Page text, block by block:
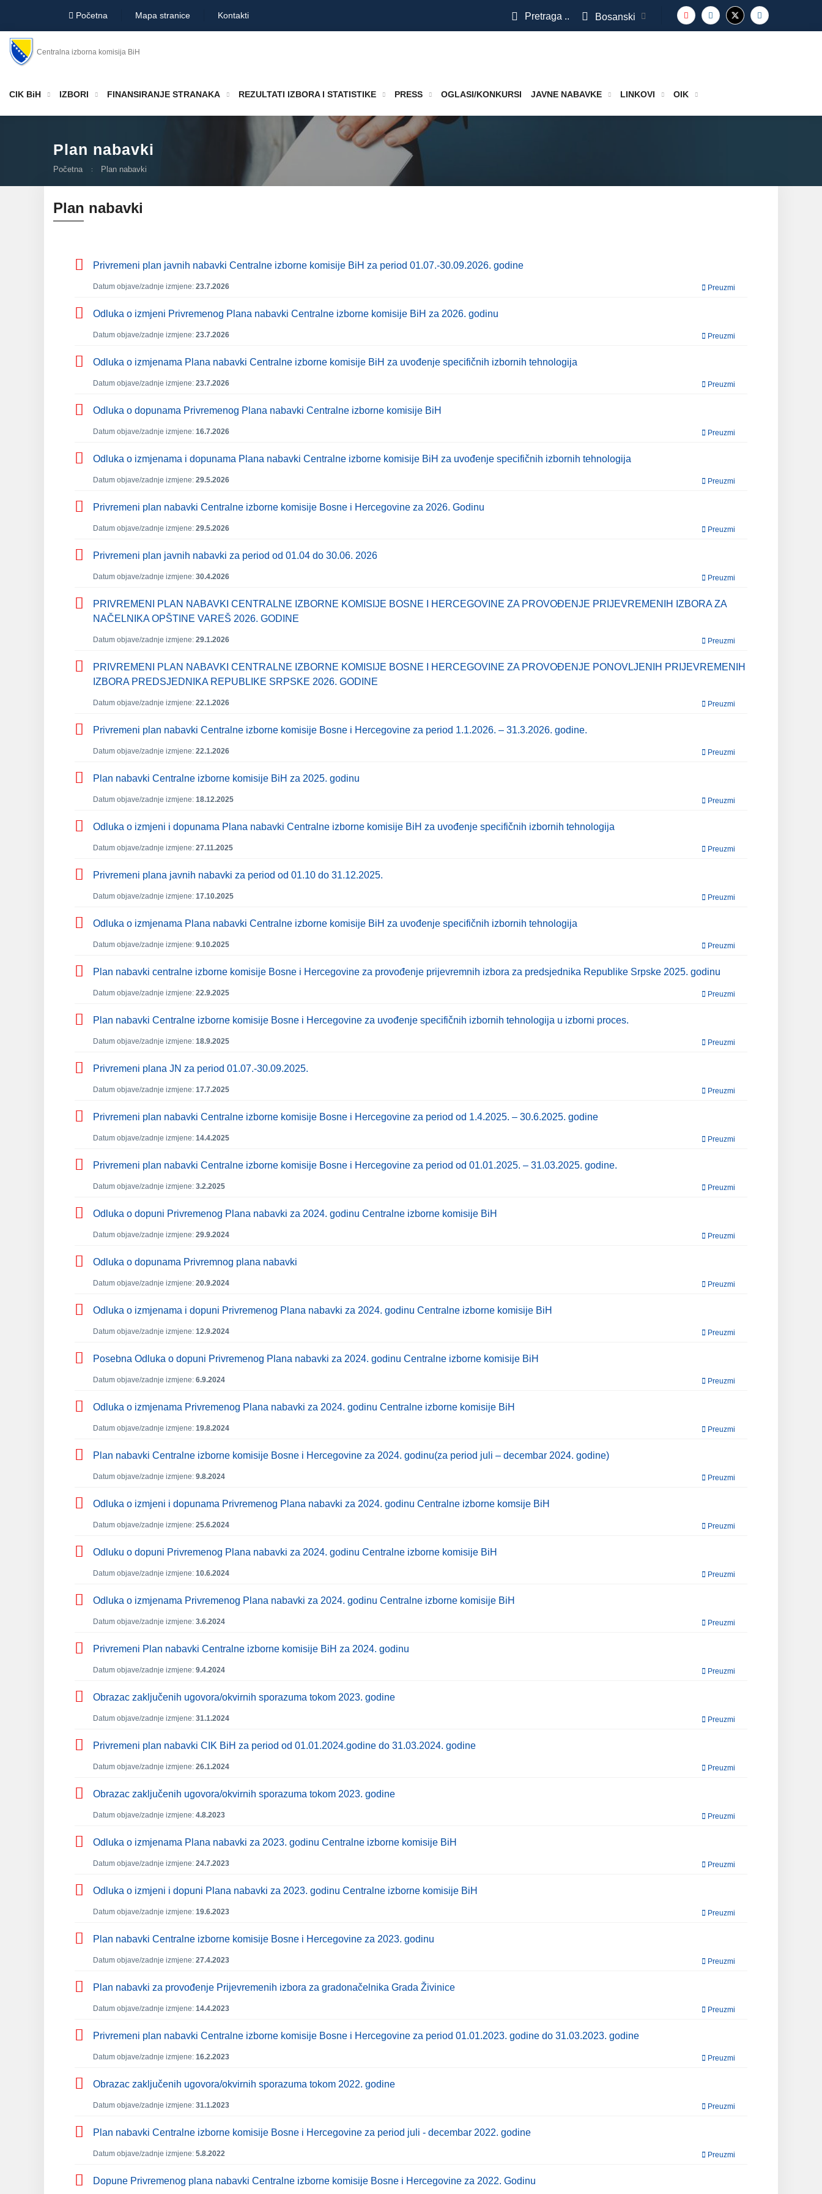
Početna Mapa stranice Kontakti Pretraga .. Bosanski
Centralna izborna komisija BiH
CIK BiH IZBORI FINANSIRANJE STRANAKA REZULTATI IZBORA I STATISTIKE PRESS OGLASI/KONKURSI JAVNE NABAVKE LINKOVI OIK
Plan nabavki
Početna Plan nabavki
Plan nabavki
Privremeni plan javnih nabavki Centralne izborne komisije BiH za period 01.07.-30.09.2026. godine
Datum objave/zadnje izmjene: 23.7.2026 Preuzmi
Odluka o izmjeni Privremenog Plana nabavki Centralne izborne komisije BiH za 2026. godinu
Datum objave/zadnje izmjene: 23.7.2026 Preuzmi
Odluka o izmjenama Plana nabavki Centralne izborne komisije BiH za uvođenje specifičnih izbornih tehnologija
Datum objave/zadnje izmjene: 23.7.2026 Preuzmi
Odluka o dopunama Privremenog Plana nabavki Centralne izborne komisije BiH
Datum objave/zadnje izmjene: 16.7.2026 Preuzmi
Odluka o izmjenama i dopunama Plana nabavki Centralne izborne komisije BiH za uvođenje specifičnih izbornih tehnologija
Datum objave/zadnje izmjene: 29.5.2026 Preuzmi
Privremeni plan nabavki Centralne izborne komisije Bosne i Hercegovine za 2026. Godinu
Datum objave/zadnje izmjene: 29.5.2026 Preuzmi
Privremeni plan javnih nabavki za period od 01.04 do 30.06. 2026
Datum objave/zadnje izmjene: 30.4.2026 Preuzmi
PRIVREMENI PLAN NABAVKI CENTRALNE IZBORNE KOMISIJE BOSNE I HERCEGOVINE ZA PROVOĐENJE PRIJEVREMENIH IZBORA ZA
NAČELNIKA OPŠTINE VAREŠ 2026. GODINE
Datum objave/zadnje izmjene: 29.1.2026 Preuzmi
PRIVREMENI PLAN NABAVKI CENTRALNE IZBORNE KOMISIJE BOSNE I HERCEGOVINE ZA PROVOĐENJE PONOVLJENIH PRIJEVREMENIH
IZBORA PREDSJEDNIKA REPUBLIKE SRPSKE 2026. GODINE
Datum objave/zadnje izmjene: 22.1.2026 Preuzmi
Privremeni plan nabavki Centralne izborne komisije Bosne i Hercegovine za period 1.1.2026. – 31.3.2026. godine.
Datum objave/zadnje izmjene: 22.1.2026 Preuzmi
Plan nabavki Centralne izborne komisije BiH za 2025. godinu
Datum objave/zadnje izmjene: 18.12.2025 Preuzmi
Odluka o izmjeni i dopunama Plana nabavki Centralne izborne komisije BiH za uvođenje specifičnih izbornih tehnologija
Datum objave/zadnje izmjene: 27.11.2025 Preuzmi
Privremeni plana javnih nabavki za period od 01.10 do 31.12.2025.
Datum objave/zadnje izmjene: 17.10.2025 Preuzmi
Odluka o izmjenama Plana nabavki Centralne izborne komisije BiH za uvođenje specifičnih izbornih tehnologija
Datum objave/zadnje izmjene: 9.10.2025 Preuzmi
Plan nabavki centralne izborne komisije Bosne i Hercegovine za provođenje prijevremnih izbora za predsjednika Republike Srpske 2025. godinu
Datum objave/zadnje izmjene: 22.9.2025 Preuzmi
Plan nabavki Centralne izborne komisije Bosne i Hercegovine za uvođenje specifičnih izbornih tehnologija u izborni proces.
Datum objave/zadnje izmjene: 18.9.2025 Preuzmi
Privremeni plana JN za period 01.07.-30.09.2025.
Datum objave/zadnje izmjene: 17.7.2025 Preuzmi
Privremeni plan nabavki Centralne izborne komisije Bosne i Hercegovine za period od 1.4.2025. – 30.6.2025. godine
Datum objave/zadnje izmjene: 14.4.2025 Preuzmi
Privremeni plan nabavki Centralne izborne komisije Bosne i Hercegovine za period od 01.01.2025. – 31.03.2025. godine.
Datum objave/zadnje izmjene: 3.2.2025 Preuzmi
Odluka o dopuni Privremenog Plana nabavki za 2024. godinu Centralne izborne komisije BiH
Datum objave/zadnje izmjene: 29.9.2024 Preuzmi
Odluka o dopunama Privremnog plana nabavki
Datum objave/zadnje izmjene: 20.9.2024 Preuzmi
Odluka o izmjenama i dopuni Privremenog Plana nabavki za 2024. godinu Centralne izborne komisije BiH
Datum objave/zadnje izmjene: 12.9.2024 Preuzmi
Posebna Odluka o dopuni Privremenog Plana nabavki za 2024. godinu Centralne izborne komisije BiH
Datum objave/zadnje izmjene: 6.9.2024 Preuzmi
Odluka o izmjenama Privremenog Plana nabavki za 2024. godinu Centralne izborne komisije BiH
Datum objave/zadnje izmjene: 19.8.2024 Preuzmi
Plan nabavki Centralne izborne komisije Bosne i Hercegovine za 2024. godinu(za period juli – decembar 2024. godine)
Datum objave/zadnje izmjene: 9.8.2024 Preuzmi
Odluka o izmjeni i dopunama Privremenog Plana nabavki za 2024. godinu Centralne izborne komsije BiH
Datum objave/zadnje izmjene: 25.6.2024 Preuzmi
Odluku o dopuni Privremenog Plana nabavki za 2024. godinu Centralne izborne komisije BiH
Datum objave/zadnje izmjene: 10.6.2024 Preuzmi
Odluka o izmjenama Privremenog Plana nabavki za 2024. godinu Centralne izborne komisije BiH
Datum objave/zadnje izmjene: 3.6.2024 Preuzmi
Privremeni Plan nabavki Centralne izborne komisije BiH za 2024. godinu
Datum objave/zadnje izmjene: 9.4.2024 Preuzmi
Obrazac zaključenih ugovora/okvirnih sporazuma tokom 2023. godine
Datum objave/zadnje izmjene: 31.1.2024 Preuzmi
Privremeni plan nabavki CIK BiH za period od 01.01.2024.godine do 31.03.2024. godine
Datum objave/zadnje izmjene: 26.1.2024 Preuzmi
Obrazac zaključenih ugovora/okvirnih sporazuma tokom 2023. godine
Datum objave/zadnje izmjene: 4.8.2023 Preuzmi
Odluka o izmjenama Plana nabavki za 2023. godinu Centralne izborne komisije BiH
Datum objave/zadnje izmjene: 24.7.2023 Preuzmi
Odluka o izmjeni i dopuni Plana nabavki za 2023. godinu Centralne izborne komisije BiH
Datum objave/zadnje izmjene: 19.6.2023 Preuzmi
Plan nabavki Centralne izborne komisije Bosne i Hercegovine za 2023. godinu
Datum objave/zadnje izmjene: 27.4.2023 Preuzmi
Plan nabavki za provođenje Prijevremenih izbora za gradonačelnika Grada Živinice
Datum objave/zadnje izmjene: 14.4.2023 Preuzmi
Privremeni plan nabavki Centralne izborne komisije Bosne i Hercegovine za period 01.01.2023. godine do 31.03.2023. godine
Datum objave/zadnje izmjene: 16.2.2023 Preuzmi
Obrazac zaključenih ugovora/okvirnih sporazuma tokom 2022. godine
Datum objave/zadnje izmjene: 31.1.2023 Preuzmi
Plan nabavki Centralne izborne komisije Bosne i Hercegovine za period juli - decembar 2022. godine
Datum objave/zadnje izmjene: 5.8.2022 Preuzmi
Dopune Privremenog plana nabavki Centralne izborne komisije Bosne i Hercegovine za 2022. Godinu